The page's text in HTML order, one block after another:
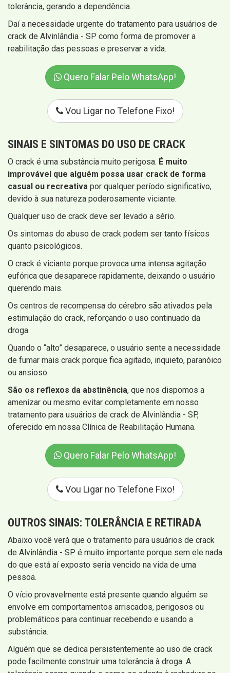
tolerância, gerando a dependência.
Daí a necessidade urgente do tratamento para usuários de
crack de Alvinlândia - SP como forma de promover a
reabilitação das pessoas e preservar a vida.
Quero Falar Pelo WhatsApp!
Vou Ligar no Telefone Fixo!
SINAIS E SINTOMAS DO USO DE CRACK
O crack é uma substância muito perigosa. É muito
improvável que alguém possa usar crack de forma
casual ou recreativa por qualquer período significativo,
devido à sua natureza poderosamente viciante.
Qualquer uso de crack deve ser levado a sério.
Os sintomas do abuso de crack podem ser tanto físicos
quanto psicológicos.
O crack é viciante porque provoca uma intensa agitação
eufórica que desaparece rapidamente, deixando o usuário
querendo mais.
Os centros de recompensa do cérebro são ativados pela
estimulação do crack, reforçando o uso continuado da
droga.
Quando o “alto” desaparece, o usuário sente a necessidade
de fumar mais crack porque fica agitado, inquieto, paranóico
ou ansioso.
São os reflexos da abstinência, que nos dispomos a
amenizar ou mesmo evitar completamente em nosso
tratamento para usuários de crack de Alvinlândia - SP,
oferecido em nossa Clínica de Reabilitação Humana.
Quero Falar Pelo WhatsApp!
Vou Ligar no Telefone Fixo!
OUTROS SINAIS: TOLERÂNCIA E RETIRADA
Abaixo você verá que o tratamento para usuários de crack
de Alvinlândia - SP é muito importante porque sem ele nada
do que está aí exposto seria vencido na vida de uma
pessoa.
O vício provavelmente está presente quando alguém se
envolve em comportamentos arriscados, perigosos ou
problemáticos para continuar recebendo e usando a
substância.
Alguém que se dedica persistentemente ao uso de crack
pode facilmente construir uma tolerância à droga. A